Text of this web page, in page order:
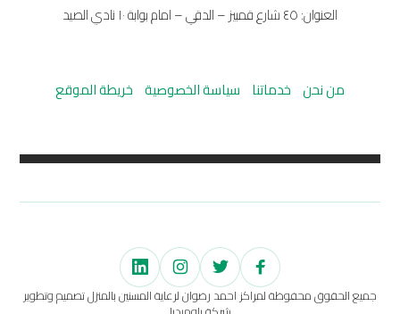
العنوان: ٤٥ شارع قمبيز – الدقي – امام بوابة ١٠ نادي الصيد
من نحن خدماتنا سياسة الخصوصية خريطة الموقع
جميع الحقوق محفوظة لمراكز احمد رضوان لرعاية المسنين بالمنزل تصميم وتطوير